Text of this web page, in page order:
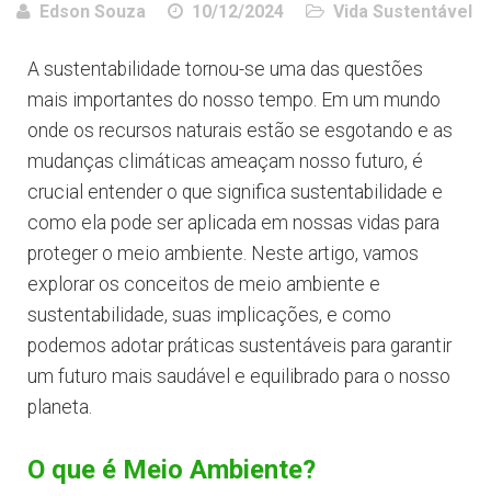
Edson Souza 10/12/2024 Vida Sustentável
A sustentabilidade tornou-se uma das questões
mais importantes do nosso tempo. Em um mundo
onde os recursos naturais estão se esgotando e as
mudanças climáticas ameaçam nosso futuro, é
crucial entender o que significa sustentabilidade e
como ela pode ser aplicada em nossas vidas para
proteger o meio ambiente. Neste artigo, vamos
explorar os conceitos de meio ambiente e
sustentabilidade, suas implicações, e como
podemos adotar práticas sustentáveis para garantir
um futuro mais saudável e equilibrado para o nosso
planeta.
O que é Meio Ambiente?